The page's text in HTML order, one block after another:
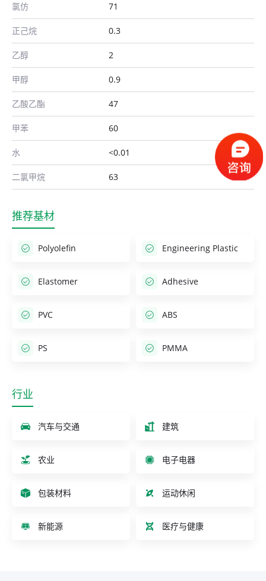
氯仿 71
正己烷 0.3
乙醇 2
甲醇 0.9
乙酸乙酯 47
甲苯 60
水 <0.01
二氯甲烷 63
推荐基材
Polyolefin Engineering Plastic
Elastomer Adhesive
PVC ABS
PS PMMA
行业
汽车与交通 建筑
农业 电子电器
包装材料 运动休闲
新能源 医疗与健康